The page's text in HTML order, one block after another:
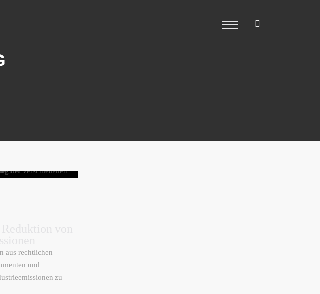
aus rechtlichen
und
zu